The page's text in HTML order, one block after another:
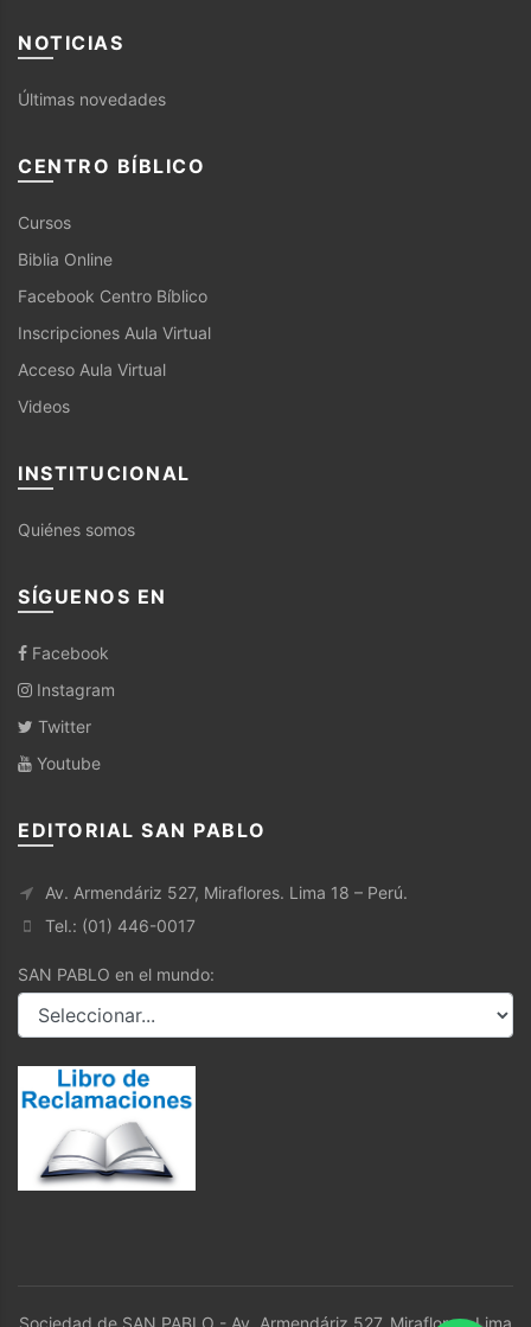
NOTICIAS
Últimas novedades
CENTRO BÍBLICO
Cursos
Biblia Online
Facebook Centro Bíblico
Inscripciones Aula Virtual
Acceso Aula Virtual
Videos
INSTITUCIONAL
Quiénes somos
SÍGUENOS EN
Facebook
Instagram
Twitter
Youtube
EDITORIAL SAN PABLO
Av. Armendáriz 527, Miraflores. Lima 18 – Perú.
Tel.: (01) 446-0017
SAN PABLO en el mundo:
Sociedad de SAN PABLO - Av. Armendáriz 527, Miraflores. Lima